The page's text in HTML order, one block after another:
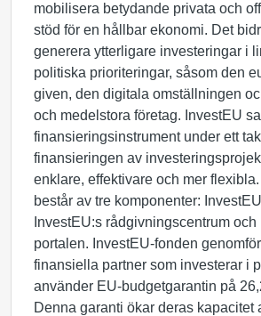
mobilisera betydande privata och
stöd för en hållbar ekonomi. Det
generera ytterligare investeringar i
politiska prioriteringar, såsom den
given, den digitala omställningen
och medelstora företag. InvestEU
finansieringsinstrument under ett
finansieringen av
enklare, effektivare och mer
består av tre komponenter:
InvestEU:s rådgivningscentrum och
portalen. InvestEU-fonden
finansiella partner som investerar i
använder EU-budgetgarantin på
Denna garanti ökar deras kapacitet